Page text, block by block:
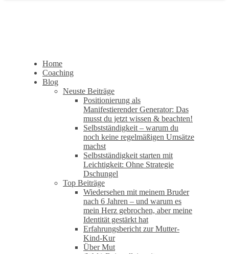
Home
Coaching
Blog
Neuste Beiträge
Positionierung als
Manifestierender Generator: Das
musst du jetzt wissen & beachten!
Selbstständigkeit – warum du
noch keine regelmäßigen Umsätze
machst
Selbstständigkeit starten mit
Leichtigkeit: Ohne Strategie
Dschungel
Top Beiträge
Wiedersehen mit meinem Bruder
nach 6 Jahren – und warum es
mein Herz gebrochen, aber meine
Identität gestärkt hat
Erfahrungsbericht zur Mutter-
Kind-Kur
Über Mut